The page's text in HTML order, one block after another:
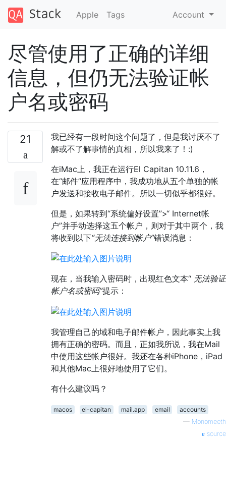
Apple Tags Account
尽管使用了正确的详细
信息，但仍无法验证帐
户名或密码
21
我已经有一段时间这个问题了，但是我讨厌不了
解或不了解事情的真相，所以我来了！:)
在iMac上，我正在运行El Capitan 10.11.6，
在“邮件”应用程序中，我成功地从五个单独的帐
户发送和接收电子邮件。所以一切似乎都很好。
但是，如果转到“系统偏好设置”>“ Internet帐
户”并手动选择这五个帐户，则对于其中两个，我
将收到以下“无法连接到帐户”错误消息：
现在，当我输入密码时，出现红色文本“ 无法验证
帐户名或密码”提示：
我管理自己的域和电子邮件帐户，因此事实上我
拥有正确的密码。而且，正如我所说，我在Mail
中使用这些帐户很好。我还在各种iPhone，iPad
和其他Mac上很好地使用了它们。
有什么建议吗？
macos el-capitan mail.app email
accounts
— Monomeeth
source